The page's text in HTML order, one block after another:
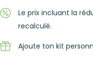
Le prix incluant la
recalculé.
Ajoute ton kit